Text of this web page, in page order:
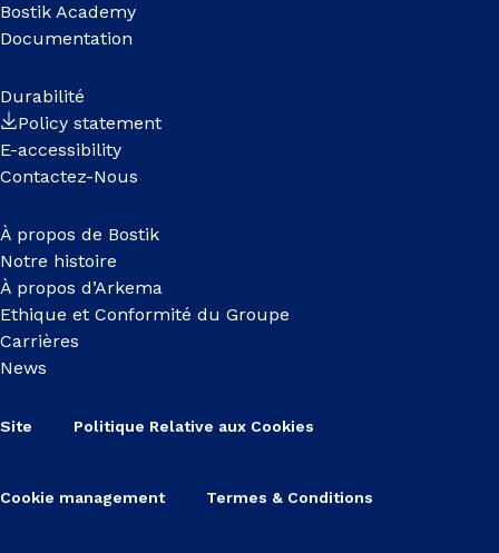
Bostik Academy
Documentation
Durabilité
Policy statement
E-accessibility
Contactez-Nous
À propos de Bostik
Notre histoire
À propos d’Arkema
Ethique et Conformité du Groupe
Carrières
News
Site Politique Relative aux Cookies
Cookie management Termes & Conditions